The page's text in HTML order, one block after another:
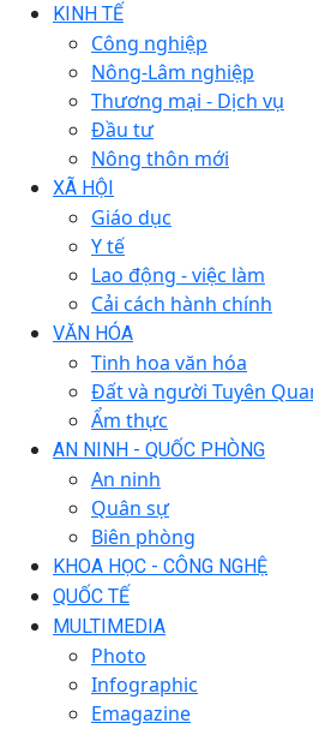
KINH TẾ
Công nghiệp
Nông-Lâm nghiệp
Thương mại - Dịch vụ
Đầu tư
Nông thôn mới
XÃ HỘI
Giáo dục
Y tế
Lao động - việc làm
Cải cách hành chính
VĂN HÓA
Tinh hoa văn hóa
Đất và người Tuyên
Ẩm thực
AN NINH - QUỐC PHÒNG
An ninh
Quân sự
Biên phòng
KHOA HỌC - CÔNG NGHỆ
QUỐC TẾ
MULTIMEDIA
Photo
Infographic
Emagazine